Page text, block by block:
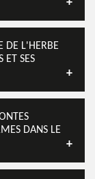
DE L'HERBE
ET SES
DANS LE